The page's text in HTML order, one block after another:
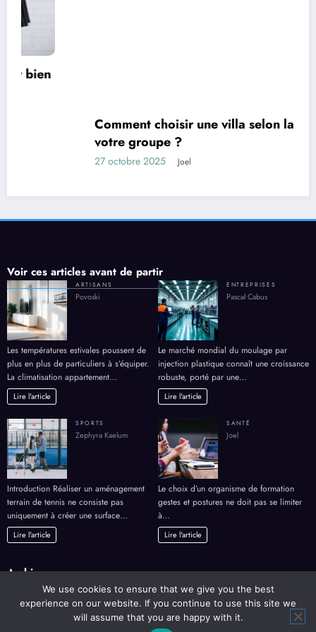
Comment choisir une villa selon la taille de
votre groupe ?
27 octobre 2025 Joel
Voir ces articles avant de partir
ARTISANS
Povoski
Les températures estivales poussent de
plus en plus de particuliers à s’équiper.
La climatisation appartement…
Lire l'article
ENTREPRISES
Pascal Cabus
Le marché mondial du moulage par
injection plastique connaît une croissance
robuste, porté par une…
Lire l'article
SPORTS
Zephyra Kaelum
Introduction Réaliser un aménagement
terrain de tennis ne consiste pas
uniquement à créer une surface…
Lire l'article
SANTÉ
Joel
Le choix d’un organisme de formation
gestes et postures ne doit pas se limiter
à…
Lire l'article
Archives
Archives
We use cookies to ensure that we give you the best
experience on our website. If you continue to use this site we
will assume that you are happy with it.